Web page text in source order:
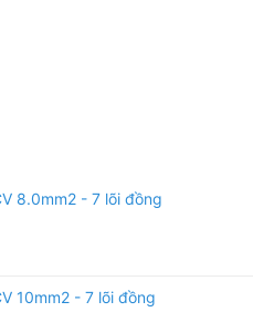
bụi theo tiêu chuẩn IP67
120W Pin Liền Thể –
vị trí như ngoài đường,
,…và những nơi thường
IP67
8.0mm2 - 7 lõi đồng
10mm2 - 7 lõi đồng